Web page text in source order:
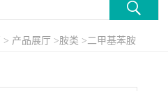
> 产品展厅 >胺类 >二甲基苯胺